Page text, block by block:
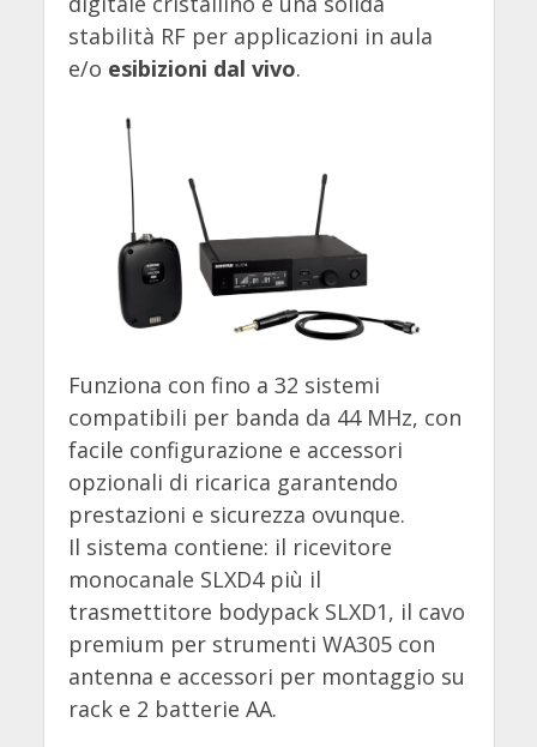
stabilità RF per applicazioni in aula
e/o esibizioni dal vivo.
Funziona con fino a 32 sistemi
compatibili per banda da 44 MHz, con
facile configurazione e accessori
opzionali di ricarica garantendo
prestazioni e sicurezza ovunque.
Il sistema contiene: il ricevitore
monocanale SLXD4 più il
trasmettitore bodypack SLXD1, il cavo
premium per strumenti WA305 con
antenna e accessori per montaggio su
rack e 2 batterie AA.